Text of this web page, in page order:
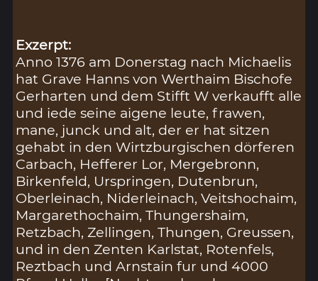
Exzerpt:
Anno 1376 am Donerstag nach Michaelis
hat Grave Hanns von Werthaim Bischofe
Gerharten und dem Stifft W verkaufft alle
und iede seine aigene leute, frawen,
mane, junck und alt, der er hat sitzen
gehabt in den Wirtzburgischen dörferen
Carbach, Hefferer Lor, Mergebronn,
Birkenfeld, Urspringen, Dutenbrun,
Oberleinach, Niderleinach, Veitshochaim,
Margarethochaim, Thungershaim,
Retzbach, Zellingen, Thungen, Greussen,
und in den Zenten Karlstat, Rotenfels,
Reztbach und Arnstain fur und 4000